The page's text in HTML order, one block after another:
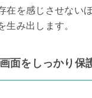
在を感じさせない
生み出します。
画面をしっかり保